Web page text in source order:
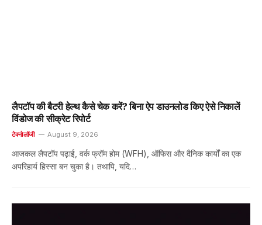
लैपटॉप की बैटरी हेल्थ कैसे चेक करें? बिना ऐप डाउनलोड किए ऐसे निकालें
विंडोज की सीक्रेट रिपोर्ट
टेक्नोलॉजी August 9, 2026
आजकल लैपटॉप पढ़ाई, वर्क फ्रॉम होम (WFH), ऑफिस और दैनिक कार्यों का एक
अपरिहार्य हिस्सा बन चुका है। तथापि, यदि…